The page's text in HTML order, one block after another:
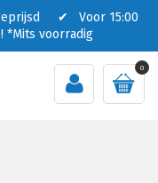
✔ Voor 15:00
*Mits voorradig
0